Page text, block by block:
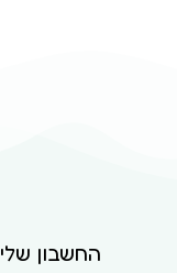
החשבון שלי